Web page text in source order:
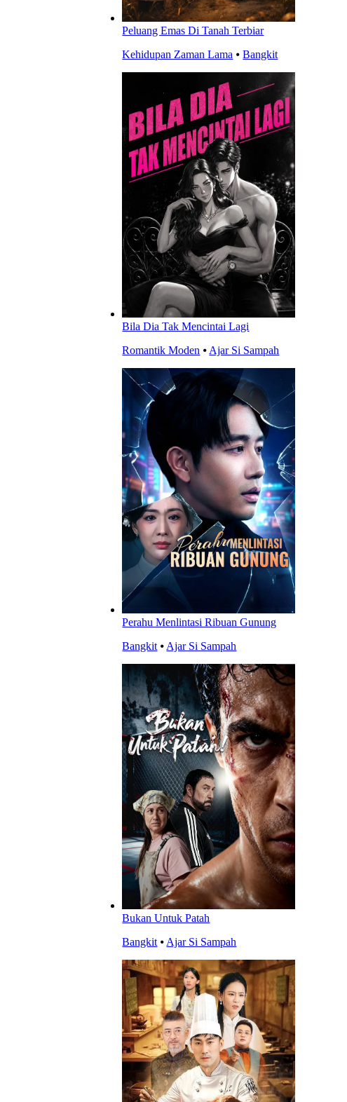
Peluang Emas Di Tanah Terbiar
Kehidupan Zaman Lama ⦁Bangkit
Bila Dia Tak Mencintai Lagi
Romantik Moden ⦁ Ajar Si Sampah
Perahu Menlintasi Ribuan Gunung
Bangkit ⦁ Ajar Si Sampah
Bukan Untuk Patah
Bangkit ⦁ Ajar Si Sampah